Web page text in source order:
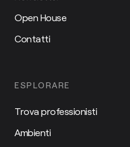
Open House
Contatti
ESPLORARE
Trova professionisti
Ambienti